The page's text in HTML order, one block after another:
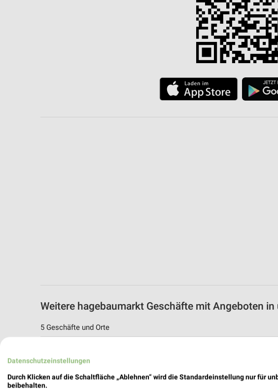
Weitere hagebaumarkt Geschäfte mit Angeboten
5 Geschäfte und Orte
Ratingen, Deutschland
Datenschutzeinstellungen
Durch Klicken auf die Schaltfläche „Ablehnen“ wird die Standardeinstellung nur für
beibehalten.